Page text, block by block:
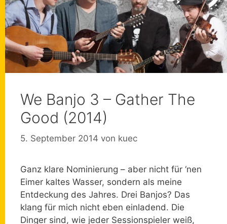
We Banjo 3 – Gather The
Good (2014)
5. September 2014 von kuec
Ganz klare Nominierung – aber nicht für ‘nen
Eimer kaltes Wasser, sondern als meine
Entdeckung des Jahres. Drei Banjos? Das
klang für mich nicht eben einladend. Die
Dinger sind, wie jeder Sessionspieler weiß,